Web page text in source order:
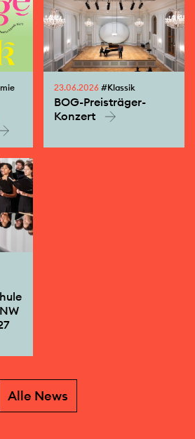
23.06.2026#Klassik
BOG-Preisträger-
Konzert
Alle News